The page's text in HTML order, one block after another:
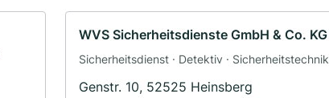
WVS Sicherheitsdienste GmbH & Co. KG
Sicherheitsdienst · Detektiv · Sicherheitstechnik
Genstr. 10, 52525 Heinsberg